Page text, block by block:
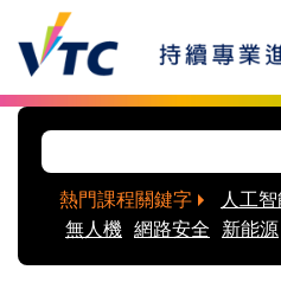
Skip to main content
熱門課程關鍵字 人工
無人機 網路安全 新能源